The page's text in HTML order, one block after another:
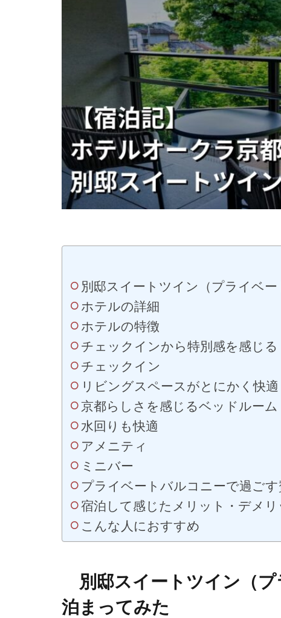
別邸スイートツイン（プライベー
ホテルの詳細
ホテルの特徴
チェックインから特別感を感じる
チェックイン
リビングスペースがとにかく快適
京都らしさを感じるベッドルーム
水回りも快適
アメニティ
ミニバー
プライベートバルコニーで過ごす
宿泊して感じたメリット・デメリ
こんな人におすすめ
別邸スイートツイン（プ
泊まってみた